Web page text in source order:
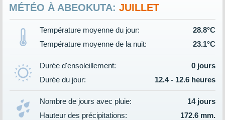
MÉTÉO À ABEOKUTA: JUILLET
Température moyenne du jour:
28.8°C
Température moyenne de la nuit:
23.1°C
Durée d'ensoleillement:
0 jours
Durée du jour:
12.4 - 12.6 heures
Nombre de jours avec pluie:
14 jours
Hauteur des précipitations:
172.6 mm.